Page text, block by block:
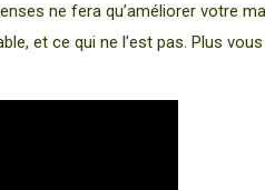
ne fera qu’améliorer votre
et ce qui ne l’est pas. Plus